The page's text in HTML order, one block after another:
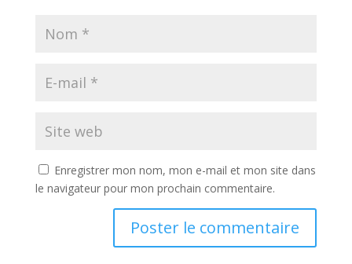
Enregistrer mon nom, mon e-mail et mon site dans
le navigateur pour mon prochain commentaire.